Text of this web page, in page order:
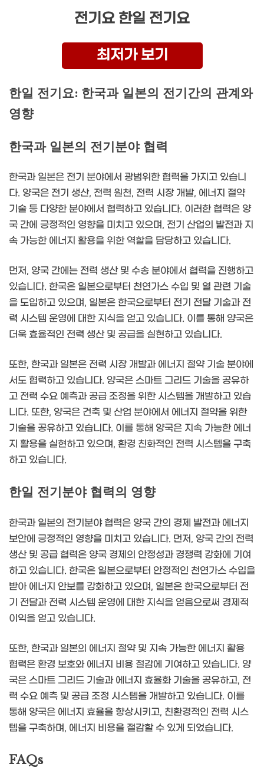
전기요 한일 전기요
최저가 보기
한일 전기요: 한국과 일본의 전기간의 관계와
영향
한국과 일본의 전기분야 협력
한국과 일본은 전기 분야에서 광범위한 협력을 가지고 있습니
다. 양국은 전기 생산, 전력 원천, 전력 시장 개발, 에너지 절약
기술 등 다양한 분야에서 협력하고 있습니다. 이러한 협력은 양
국 간에 긍정적인 영향을 미치고 있으며, 전기 산업의 발전과 지
속 가능한 에너지 활용을 위한 역할을 담당하고 있습니다.
먼저, 양국 간에는 전력 생산 및 수송 분야에서 협력을 진행하고
있습니다. 한국은 일본으로부터 천연가스 수입 및 열 관련 기술
을 도입하고 있으며, 일본은 한국으로부터 전기 전달 기술과 전
력 시스템 운영에 대한 지식을 얻고 있습니다. 이를 통해 양국은
더욱 효율적인 전력 생산 및 공급을 실현하고 있습니다.
또한, 한국과 일본은 전력 시장 개발과 에너지 절약 기술 분야에
서도 협력하고 있습니다. 양국은 스마트 그리드 기술을 공유하
고 전력 수요 예측과 공급 조정을 위한 시스템을 개발하고 있습
니다. 또한, 양국은 건축 및 산업 분야에서 에너지 절약을 위한
기술을 공유하고 있습니다. 이를 통해 양국은 지속 가능한 에너
지 활용을 실현하고 있으며, 환경 친화적인 전력 시스템을 구축
하고 있습니다.
한일 전기분야 협력의 영향
한국과 일본의 전기분야 협력은 양국 간의 경제 발전과 에너지
보안에 긍정적인 영향을 미치고 있습니다. 먼저, 양국 간의 전력
생산 및 공급 협력은 양국 경제의 안정성과 경쟁력 강화에 기여
하고 있습니다. 한국은 일본으로부터 안정적인 천연가스 수입을
받아 에너지 안보를 강화하고 있으며, 일본은 한국으로부터 전
기 전달과 전력 시스템 운영에 대한 지식을 얻음으로써 경제적
이익을 얻고 있습니다.
또한, 한국과 일본의 에너지 절약 및 지속 가능한 에너지 활용
협력은 환경 보호와 에너지 비용 절감에 기여하고 있습니다. 양
국은 스마트 그리드 기술과 에너지 효율화 기술을 공유하고, 전
력 수요 예측 및 공급 조정 시스템을 개발하고 있습니다. 이를
통해 양국은 에너지 효율을 향상시키고, 친환경적인 전력 시스
템을 구축하며, 에너지 비용을 절감할 수 있게 되었습니다.
FAQs